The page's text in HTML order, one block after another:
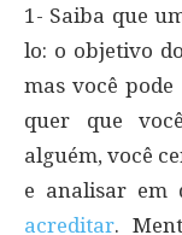
1- Saiba que
lo: o objetivo
mas você
quer que
alguém, você
e analisar em
acreditar.